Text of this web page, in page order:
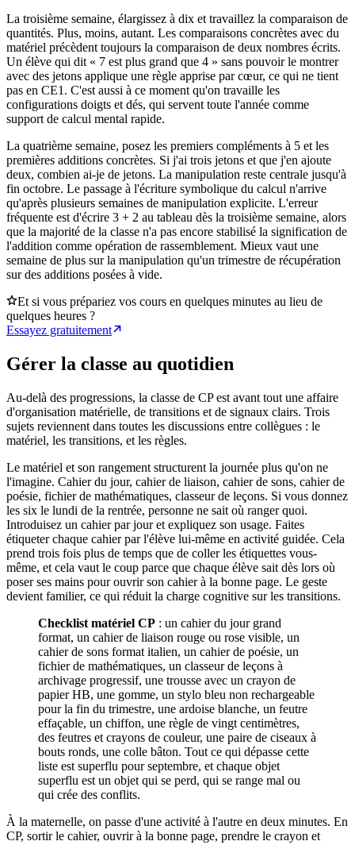
La troisième semaine, élargissez à dix et travaillez la comparaison de
quantités. Plus, moins, autant. Les comparaisons concrètes avec du
matériel précèdent toujours la comparaison de deux nombres écrits.
Un élève qui dit « 7 est plus grand que 4 » sans pouvoir le montrer
avec des jetons applique une règle apprise par cœur, ce qui ne tient
pas en CE1. C'est aussi à ce moment qu'on travaille les
configurations doigts et dés, qui servent toute l'année comme
support de calcul mental rapide.
La quatrième semaine, posez les premiers compléments à 5 et les
premières additions concrètes. Si j'ai trois jetons et que j'en ajoute
deux, combien ai-je de jetons. La manipulation reste centrale jusqu'à
fin octobre. Le passage à l'écriture symbolique du calcul n'arrive
qu'après plusieurs semaines de manipulation explicite. L'erreur
fréquente est d'écrire 3 + 2 au tableau dès la troisième semaine, alors
que la majorité de la classe n'a pas encore stabilisé la signification de
l'addition comme opération de rassemblement. Mieux vaut une
semaine de plus sur la manipulation qu'un trimestre de récupération
sur des additions posées à vide.
Et si vous prépariez vos cours en quelques minutes au lieu de
quelques heures ?
Essayez gratuitement
Gérer la classe au quotidien
Au-delà des progressions, la classe de CP est avant tout une affaire
d'organisation matérielle, de transitions et de signaux clairs. Trois
sujets reviennent dans toutes les discussions entre collègues : le
matériel, les transitions, et les règles.
Le matériel et son rangement structurent la journée plus qu'on ne
l'imagine. Cahier du jour, cahier de liaison, cahier de sons, cahier de
poésie, fichier de mathématiques, classeur de leçons. Si vous donnez
les six le lundi de la rentrée, personne ne sait où ranger quoi.
Introduisez un cahier par jour et expliquez son usage. Faites
étiqueter chaque cahier par l'élève lui-même en activité guidée. Cela
prend trois fois plus de temps que de coller les étiquettes vous-
même, et cela vaut le coup parce que chaque élève sait dès lors où
poser ses mains pour ouvrir son cahier à la bonne page. Le geste
devient familier, ce qui réduit la charge cognitive sur les transitions.
Checklist matériel CP : un cahier du jour grand
format, un cahier de liaison rouge ou rose visible, un
cahier de sons format italien, un cahier de poésie, un
fichier de mathématiques, un classeur de leçons à
archivage progressif, une trousse avec un crayon de
papier HB, une gomme, un stylo bleu non rechargeable
pour la fin du trimestre, une ardoise blanche, un feutre
effaçable, un chiffon, une règle de vingt centimètres,
des feutres et crayons de couleur, une paire de ciseaux à
bouts ronds, une colle bâton. Tout ce qui dépasse cette
liste est superflu pour septembre, et chaque objet
superflu est un objet qui se perd, qui se range mal ou
qui crée des conflits.
À la maternelle, on passe d'une activité à l'autre en deux minutes. En
CP, sortir le cahier, ouvrir à la bonne page, prendre le crayon et